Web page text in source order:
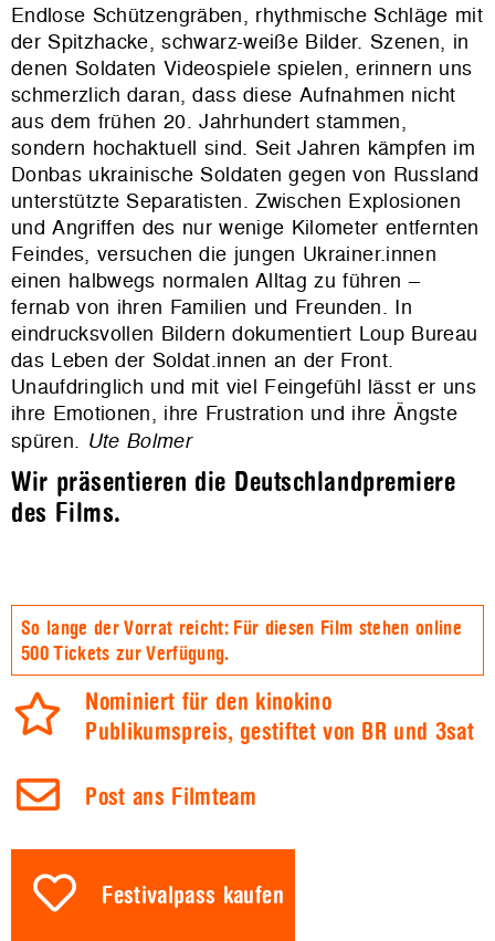
Endlose Schützengräben, rhythmische Schläge mit
der Spitzhacke, schwarz-weiße Bilder. Szenen, in
denen Soldaten Videospiele spielen, erinnern uns
schmerzlich daran, dass diese Aufnahmen nicht
aus dem frühen 20. Jahrhundert stammen,
sondern hochaktuell sind. Seit Jahren kämpfen im
Donbas ukrainische Soldaten gegen von Russland
unterstützte Separatisten. Zwischen Explosionen
und Angriffen des nur wenige Kilometer entfernten
Feindes, versuchen die jungen Ukrainer.innen
einen halbwegs normalen Alltag zu führen –
fernab von ihren Familien und Freunden. In
eindrucksvollen Bildern dokumentiert Loup Bureau
das Leben der Soldat.innen an der Front.
Unaufdringlich und mit viel Feingefühl lässt er uns
ihre Emotionen, ihre Frustration und ihre Ängste
spüren. Ute Bolmer
Wir präsentieren die Deutschlandpremiere
des Films.
So lange der Vorrat reicht: Für diesen Film stehen online
500 Tickets zur Verfügung.
Nominiert für den kinokino
Publikumspreis, gestiftet von BR und 3sat
Post ans Filmteam
Festivalpass kaufen